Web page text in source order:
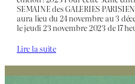
SEMAINE des GALERIES
aura lieu du 24 novembre au 3
le jeudi 23 novembre 2023 de 17
Lire la suite